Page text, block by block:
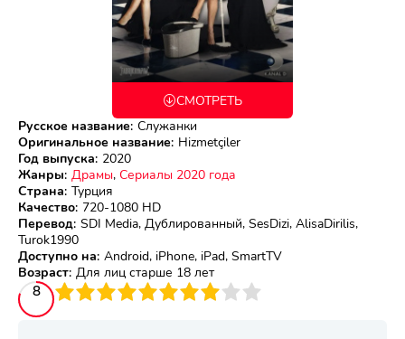
СМОТРЕТЬ
Русское название: Служанки
Оригинальное название: Hizmetçiler
Год выпуска: 2020
Жанры: Драмы, Сериалы 2020 года
Страна: Турция
Качество: 720-1080 HD
Перевод: SDI Media, Дублированный, SesDizi, AlisaDirilis,
Turok1990
Доступно на: Android, iPhone, iPad, SmartTV
Возраст: Для лиц старше 18 лет
8
4 5 6 7 8 9 10